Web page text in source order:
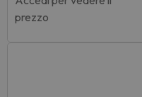
prezzo